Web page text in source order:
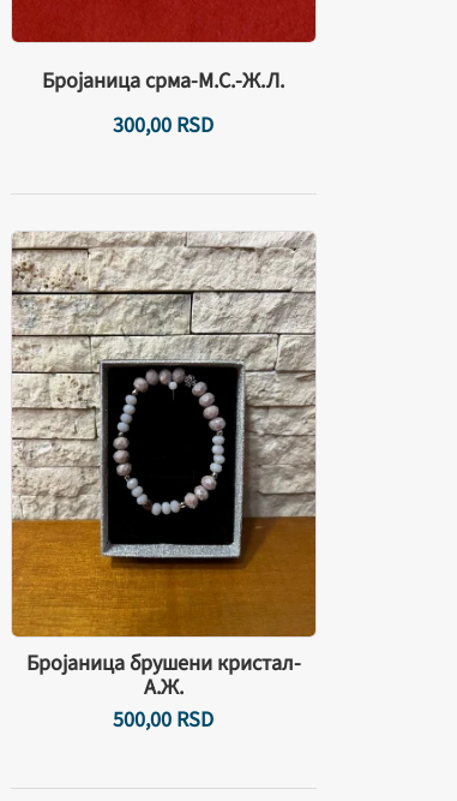
Бројаница срма-М.С.-Ж.Л.
300,00 RSD
Бројаница брушени кристал-
А.Ж.
500,00 RSD